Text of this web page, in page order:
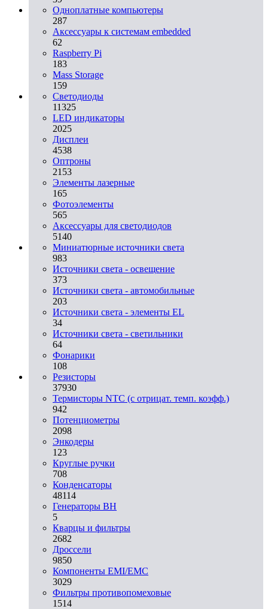
Одноплатные компьютеры
287
Аксессуары к системам embedded
62
Raspberry Pi
183
Mass Storage
159
Светодиоды
11325
LED индикаторы
2025
Дисплеи
4538
Оптроны
2153
Элементы лазерные
165
Фотоэлементы
565
Аксессуары для светодиодов
5140
Миниатюрные источники света
983
Источники света - освещение
373
Источники света - автомобильные
203
Источники света - элементы EL
34
Источники света - светильники
64
Фонарики
108
Резисторы
37930
Термисторы NTC (с отрицат. темп. коэфф.)
942
Потенциометры
2098
Энкодеры
123
Круглые ручки
708
Конденсаторы
48114
Генераторы ВН
5
Кварцы и фильтры
2682
Дроссели
9850
Компоненты EMI/EMC
3029
Фильтры противопомеховые
1514